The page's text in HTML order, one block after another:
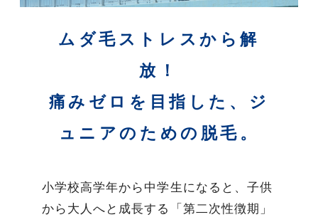
ムダ毛ストレスから解
放！
痛みゼロを目指した、ジ
ュニアのための脱毛。
小学校高学年から中学生になると、子供
から大人へと成長する「第二次性徴期」